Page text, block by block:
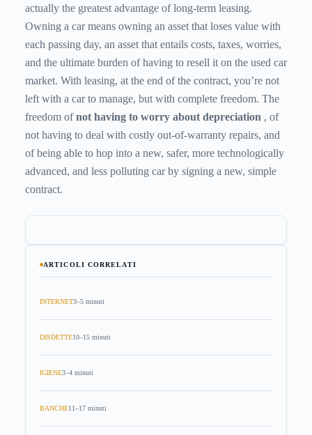
actually the greatest advantage of long-term leasing.
Owning a car means owning an asset that loses value with
each passing day, an asset that entails costs, taxes, worries,
and the ultimate burden of having to resell it on the used car
market. With leasing, at the end of the contract, you’re not
left with a car to manage, but with complete freedom. The
freedom ofnot having to worry about depreciation , of
not having to deal with costly out-of-warranty repairs, and
of being able to hop into a new, safer, more technologically
advanced, and less polluting car by signing a new, simple
contract.
ARTICOLI CORRELATI
INTERNET3–5 minuti
DISDETTE10–15 minuti
IGIENE3–4 minuti
BANCHE11–17 minuti